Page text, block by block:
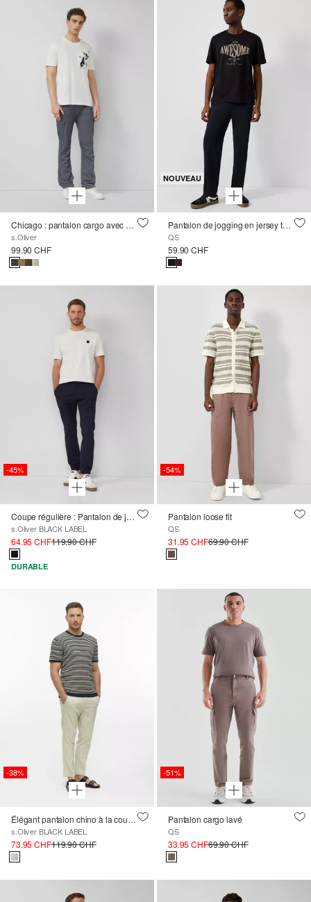
Chicago : pantalon cargo avec ceinture confort en coton stretch
s.Oliver
99.90 CHF
NOUVEAU
Pantalon de jogging en jersey texturé
QS
59.90 CHF
-45%
Coupe régulière : Pantalon de jogging en tissu extensible
s.Oliver BLACK LABEL
64.95 CHF119.90 CHF
DURABLE
-54%
Pantalon loose fit
QS
31.95 CHF69.90 CHF
-38%
Élégant pantalon chino à la coupe décontractée
s.Oliver BLACK LABEL
73.95 CHF119.90 CHF
-51%
Pantalon cargo lavé
QS
33.95 CHF69.90 CHF